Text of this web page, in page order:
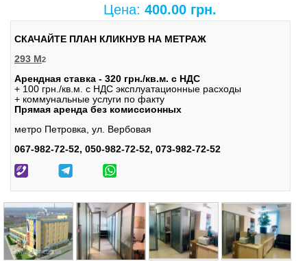
Цена: 400.00 грн.
СКАЧАЙТЕ ПЛАН КЛИКНУВ НА МЕТРАЖ
293 М2
Арендная ставка - 320 грн./кв.м. с НДС
+ 100 грн./кв.м. с НДС эксплуатационные расходы
+ коммунальные услуги по факту
Прямая аренда без комиссионных
метро Петровка, ул. Вербовая
067-982-72-52, 050-982-72-52, 073-982-72-52